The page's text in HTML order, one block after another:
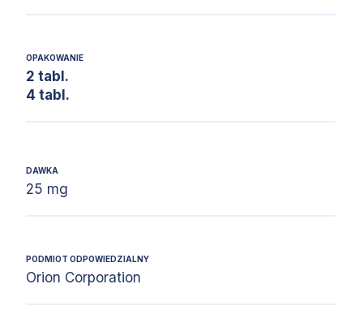
OPAKOWANIE
2 tabl.
4 tabl.
DAWKA
25 mg
PODMIOT ODPOWIEDZIALNY
Orion Corporation